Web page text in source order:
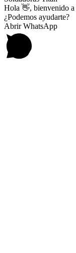
Hola 👋, bienvenido a
¿Podemos ayudarte?
Abrir WhatsApp